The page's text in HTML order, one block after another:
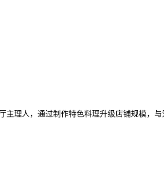
理人，通过制作特色料理升级店铺规模，